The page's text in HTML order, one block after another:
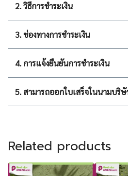
2. วิธีการชำระเงิน
3. ช่องทางการชำระเงิน
4. การแจ้งยืนยันการชำระเงิน
5. สามารถออกใบเสร็จในนามบริ
Related products